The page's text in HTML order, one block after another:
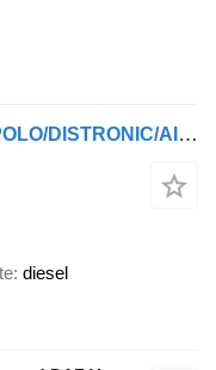
Mercedes-Benz V 300d MARCO POLO/DISTRONIC/AIRMATIC/MBUX/360°/A
diesel